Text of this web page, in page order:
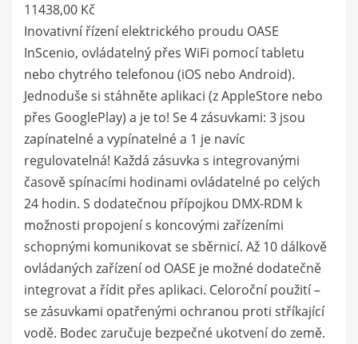
11438,00 Kč
Inovativní řízení elektrického proudu OASE
InScenio, ovládatelný přes WiFi pomocí tabletu
nebo chytrého telefonou (iOS nebo Android).
Jednoduše si stáhněte aplikaci (z AppleStore nebo
přes GooglePlay) a je to! Se 4 zásuvkami: 3 jsou
zapínatelné a vypínatelné a 1 je navíc
regulovatelná! Každá zásuvka s integrovanými
časově spínacími hodinami ovládatelné po celých
24 hodin. S dodatečnou přípojkou DMX-RDM k
možnosti propojení s koncovými zařízeními
schopnými komunikovat se sběrnicí. Až 10 dálkově
ovládaných zařízení od OASE je možné dodatečně
integrovat a řídit přes aplikaci. Celoroční použití –
se zásuvkami opatřenými ochranou proti stříkající
vodě. Bodec zaručuje bezpečné ukotvení do země.